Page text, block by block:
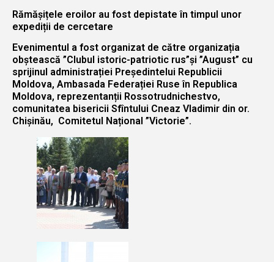
Rămășițele eroilor au fost depistate în timpul unor
expediții de cercetare
Evenimentul a fost organizat de către organizația
obștească ”Clubul istoric-patriotic rus”și ”August” cu
sprijinul administrației Președintelui Republicii
Moldova, Ambasada Federației Ruse în Republica
Moldova, reprezentanții Rossotrudnichestvo,
comunitatea bisericii Sfîntului Cneaz Vladimir din or.
Chișinău, Comitetul Național ”Victorie”.